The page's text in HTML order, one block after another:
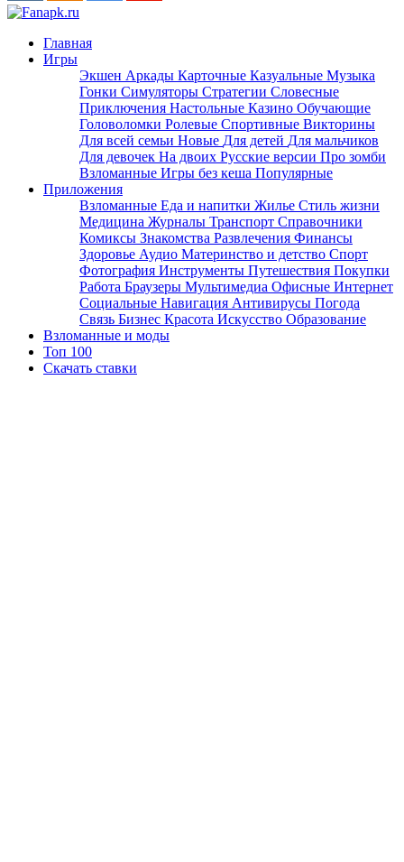
Главная
Игры
Экшен Аркады Карточные Казуальные Музыка
Гонки Симуляторы Стратегии Словесные
Приключения Настольные Казино Обучающие
Головоломки Ролевые Спортивные Викторины
Для всей семьи Новые Для детей Для мальчиков
Для девочек На двоих Русские версии Про зомби
Взломанные Игры без кеша Популярные
Приложения
Взломанные Еда и напитки Жилье Стиль жизни
Медицина Журналы Транспорт Справочники
Комиксы Знакомства Развлечения Финансы
Здоровье Аудио Материнство и детство Спорт
Фотография Инструменты Путешествия Покупки
Работа Браузеры Мультимедиа Офисные Интернет
Социальные Навигация Антивирусы Погода
Связь Бизнес Красота Искусство Образование
Взломанные и моды
Топ 100
Скачать ставки